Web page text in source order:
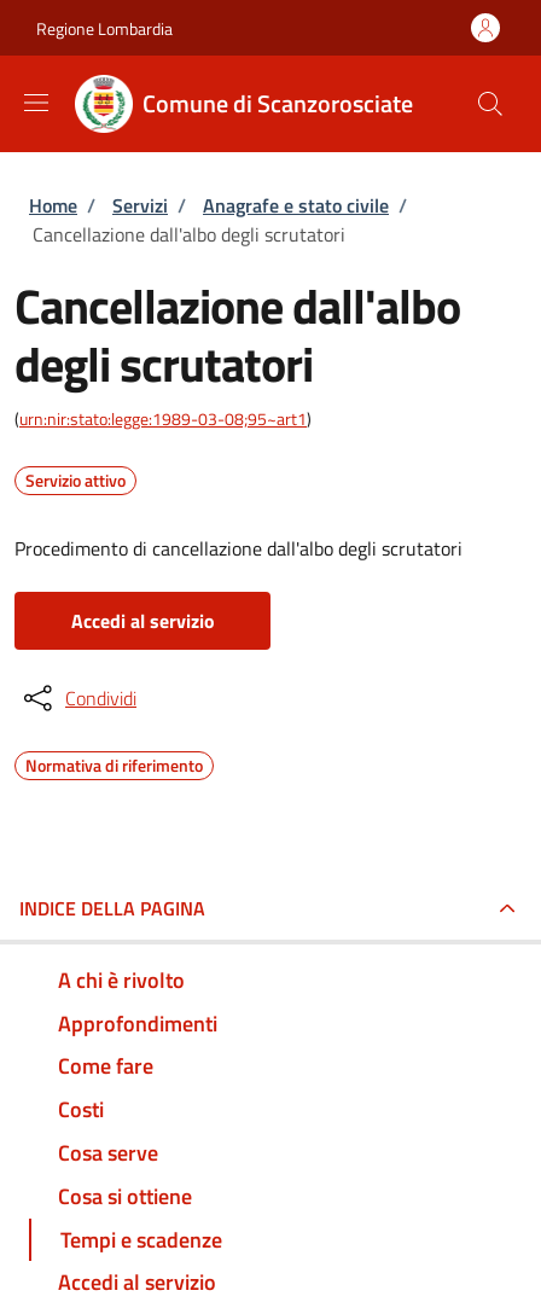
Regione Lombardia
Comune di Scanzorosciate
Briciole di pane
Home / Servizi / Anagrafe e stato civile /
Cancellazione dall'albo degli scrutatori
Cancellazione dall'albo
degli scrutatori
(urn:nir:stato:legge:1989-03-08;95~art1)
Servizio attivo
Procedimento di cancellazione dall'albo degli scrutatori
Accedi al servizio
Condividi
Normativa di riferimento
INDICE DELLA PAGINA
A chi è rivolto
Approfondimenti
Come fare
Costi
Cosa serve
Cosa si ottiene
Tempi e scadenze
Accedi al servizio